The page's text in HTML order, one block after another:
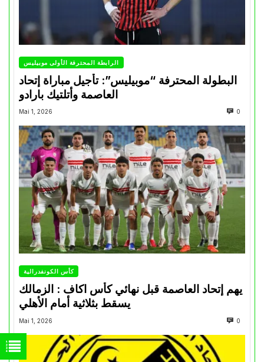
الرابطة المحترفة الأولى موبيليس
البطولة المحترفة “موبيليس”: تأجيل مباراة إتحاد
العاصمة وأتلتيك بارادو
Mai 1, 2026 0
كأس الكونفدرالية
يهم إتحاد العاصمة قبل نهائي كأس اكاف : الزمالك
Mai 1, 2026 0